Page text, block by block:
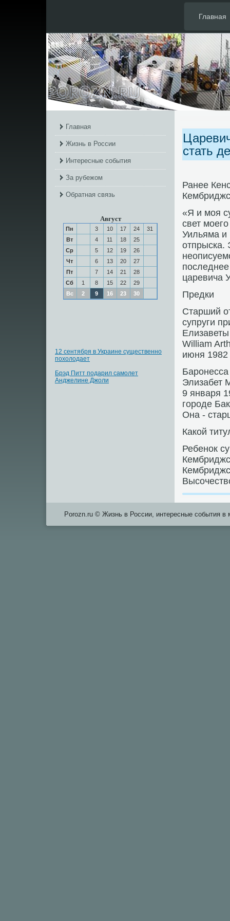
Главная
Главная
Жизнь в России
Интересные события
За рубежом
Обратная связь
Август
Пн 3 10 17 24
31
Вт
4 11 18
25
Ср
5 12 19
26
Чт
6 13 20
27
Пт
7 14 21
28
Сб
1 8 15 22
29
Вс
2 9 16 23 30
12 сентября в Украине существенно
похолодает
Брэд Питт подарил самолет
Анджелине Джоли
стать
Ранее
«Я и моя
свет
Уильяма и
царевича
Предки
Старший
супруги
William
июня
Элизабет
9 января
городе
Она -
Какой
Ребенок
Porozn.ru © Жизнь в России, интересные события в